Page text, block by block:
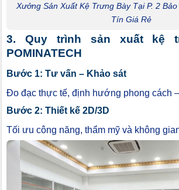
Xưởng Sản Xuất Kệ Trưng Bày Tại P. 2
Tín Giá Rẻ
3. Quy trình sản xuất kệ
POMINATECH
Bước 1: Tư vấn – Khảo sát
Đo đạc thực tế, định hướng phong cách
Bước 2: Thiết kế 2D/3D
Tối ưu công năng, thẩm mỹ và không